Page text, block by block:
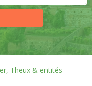
Theux & entités